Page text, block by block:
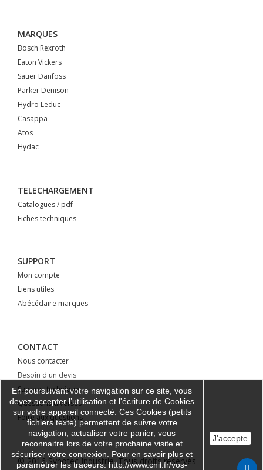
MARQUES
Bosch Rexroth
Eaton Vickers
Sauer Danfoss
Parker Denison
Hydro Leduc
Casappa
Atos
Hydac
TELECHARGEMENT
Catalogues / pdf
Fiches techniques
SUPPORT
Mon compte
Liens utiles
Abécédaire marques
CONTACT
Nous contacter
Besoin d'un devis
Support technique
Questions diverses
Foire aux questions
© 2016 Synotec Industrie. Tous droits réservés -
En poursuivant votre navigation sur ce site, vous
devez accepter l’utilisation et l'écriture de Cookies
sur votre appareil connecté. Ces Cookies (petits
fichiers texte) permettent de suivre votre
navigation, actualiser votre panier, vous
reconnaitre lors de votre prochaine visite et
sécuriser votre connexion. Pour en savoir plus et
paramétrer les traceurs: http://www.cnil.fr/vos-
J'accepte